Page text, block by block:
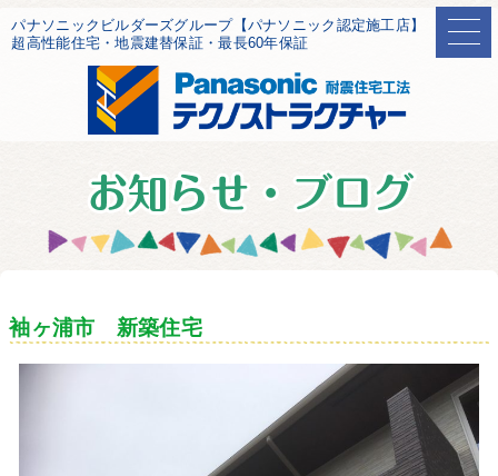
パナソニックビルダーズグループ【パナソニック認定施工店】
超高性能住宅・地震建替保証・最長60年保証
袖ヶ浦市 新築住宅